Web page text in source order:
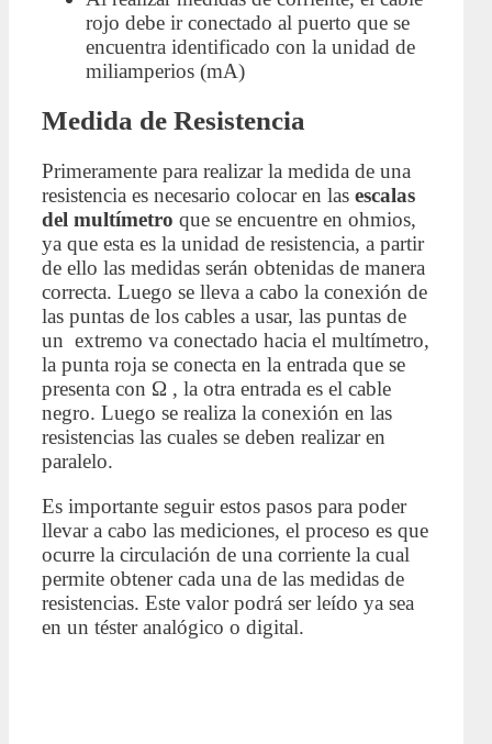
rojo debe ir conectado al puerto que se
encuentra identificado con la unidad de
miliamperios (mA)
Medida de Resistencia
Primeramente para realizar la medida de una
resistencia es necesario colocar en las escalas
del multímetro que se encuentre en ohmios,
ya que esta es la unidad de resistencia, a partir
de ello las medidas serán obtenidas de manera
correcta. Luego se lleva a cabo la conexión de
las puntas de los cables a usar, las puntas de
un extremo va conectado hacia el multímetro,
la punta roja se conecta en la entrada que se
presenta con Ω , la otra entrada es el cable
negro. Luego se realiza la conexión en las
resistencias las cuales se deben realizar en
paralelo.
Es importante seguir estos pasos para poder
llevar a cabo las mediciones, el proceso es que
ocurre la circulación de una corriente la cual
permite obtener cada una de las medidas de
resistencias. Este valor podrá ser leído ya sea
en un téster analógico o digital.